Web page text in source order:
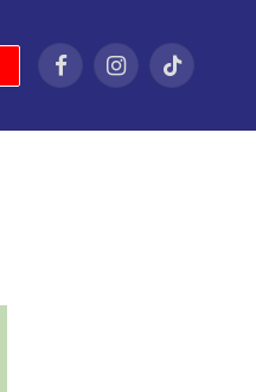
FacebookInstagramTikTok